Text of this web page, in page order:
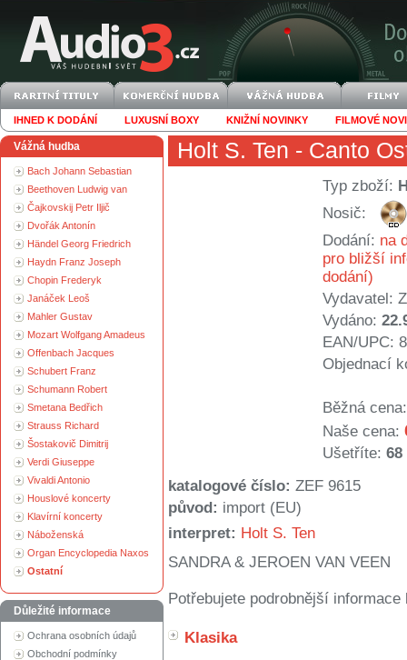
IHNED K DODÁNÍ LUXUSNÍ BOXY KNIŽNÍ NOVINKY FILMOVÉ
Vážná hudba
Bach Johann Sebastian
Beethoven Ludwig van
Čajkovskij Petr Iljič
Dvořák Antonín
Händel Georg Friedrich
Haydn Franz Joseph
Chopin Frederyk
Janáček Leoš
Mahler Gustav
Mozart Wolfgang Amadeus
Offenbach Jacques
Schubert Franz
Schumann Robert
Smetana Bedřich
Strauss Richard
Šostakovič Dimitrij
Verdi Giuseppe
Vivaldi Antonio
Houslové koncerty
Klavírní koncerty
Náboženská
Organ Encyclopedia Naxos
Ostatní
Důležité informace
Ochrana osobních údajů
Obchodní podmínky
Holt S. Ten - Canto
Typ zboží:
Nosič:
Dodání: na
pro bližší
dodání)
Vydavatel:
Vydáno:
EAN/UPC:
Objednací
Běžná cena:
Naše cena:
Ušetříte: 68
katalogové číslo: ZEF 9615
původ: import (EU)
interpret: Holt S. Ten
SANDRA & JEROEN VAN VEEN
Potřebujete podrobnější
Klasika